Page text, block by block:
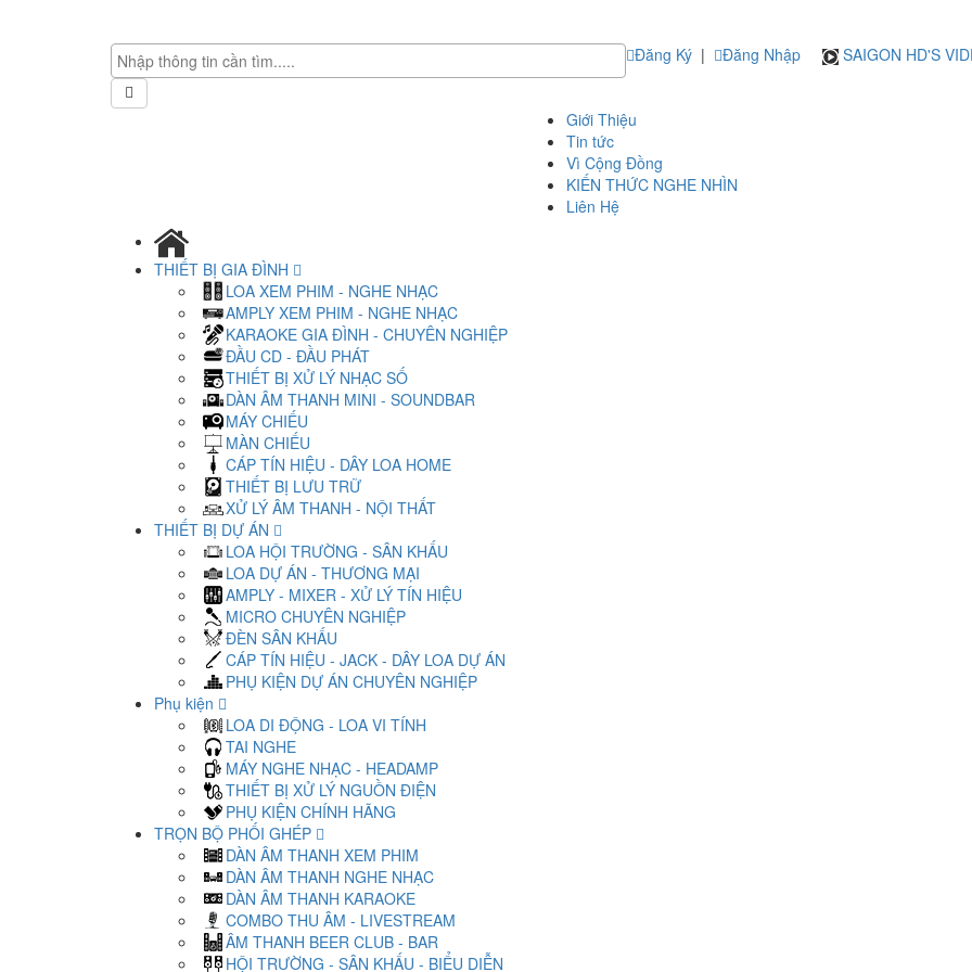
Đăng Ký | Đăng Nhập SAIGON HD'S
Giới Thiệu
Tin tức
Vì Cộng Đồng
KIẾN THỨC NGHE NHÌN
Liên Hệ
THIẾT BỊ GIA ĐÌNH
LOA XEM PHIM - NGHE NHẠC
AMPLY XEM PHIM - NGHE NHẠC
KARAOKE GIA ĐÌNH - CHUYÊN NGHIỆP
ĐẦU CD - ĐẦU PHÁT
THIẾT BỊ XỬ LÝ NHẠC SỐ
DÀN ÂM THANH MINI - SOUNDBAR
MÁY CHIẾU
MÀN CHIẾU
CÁP TÍN HIỆU - DÂY LOA HOME
THIẾT BỊ LƯU TRỮ
XỬ LÝ ÂM THANH - NỘI THẤT
THIẾT BỊ DỰ ÁN
LOA HỘI TRƯỜNG - SÂN KHẤU
LOA DỰ ÁN - THƯƠNG MẠI
AMPLY - MIXER - XỬ LÝ TÍN HIỆU
MICRO CHUYÊN NGHIỆP
ĐÈN SÂN KHẤU
CÁP TÍN HIỆU - JACK - DÂY LOA DỰ ÁN
PHỤ KIỆN DỰ ÁN CHUYÊN NGHIỆP
Phụ kiện
LOA DI ĐỘNG - LOA VI TÍNH
TAI NGHE
MÁY NGHE NHẠC - HEADAMP
THIẾT BỊ XỬ LÝ NGUỒN ĐIỆN
PHỤ KIỆN CHÍNH HÃNG
TRỌN BỘ PHỐI GHÉP
DÀN ÂM THANH XEM PHIM
DÀN ÂM THANH NGHE NHẠC
DÀN ÂM THANH KARAOKE
COMBO THU ÂM - LIVESTREAM
ÂM THANH BEER CLUB - BAR
HỘI TRƯỜNG - SÂN KHẤU - BIỂU DIỄN